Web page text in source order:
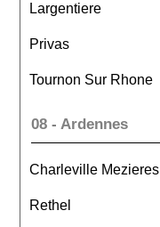
Largentiere
Privas
Tournon Sur Rhone
08 - Ardennes
Charleville Mezieres
Rethel